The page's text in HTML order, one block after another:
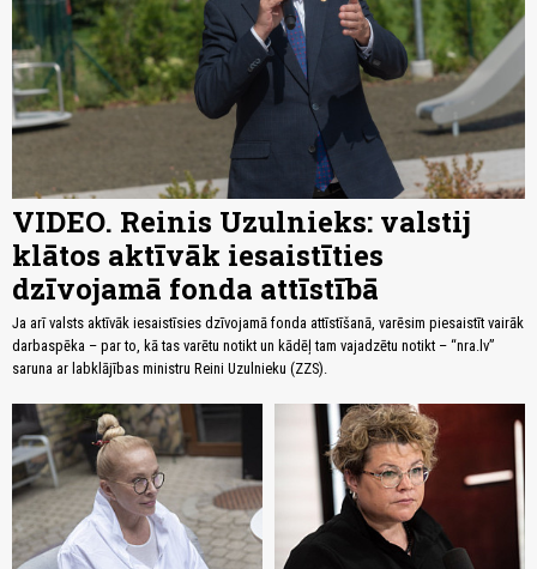
VIDEO. Reinis Uzulnieks: valstij
klātos aktīvāk iesaistīties
dzīvojamā fonda attīstībā
Ja arī valsts aktīvāk iesaistīsies dzīvojamā fonda attīstīšanā, varēsim piesaistīt vairāk
darbaspēka – par to, kā tas varētu notikt un kādēļ tam vajadzētu notikt – “nra.lv”
saruna ar labklājības ministru Reini Uzulnieku (ZZS).